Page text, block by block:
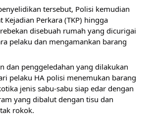
tersebut, Polisi kemudian
Kejadian Perkara (TKP) hingga
disebuah rumah yang dicurigai
pelaku dan mengamankan barang
dan penggeledahan yang dilakukan
pelaku HA polisi menemukan barang
jenis sabu-sabu siap edar dengan
yang dibalut dengan tisu dan
rokok.